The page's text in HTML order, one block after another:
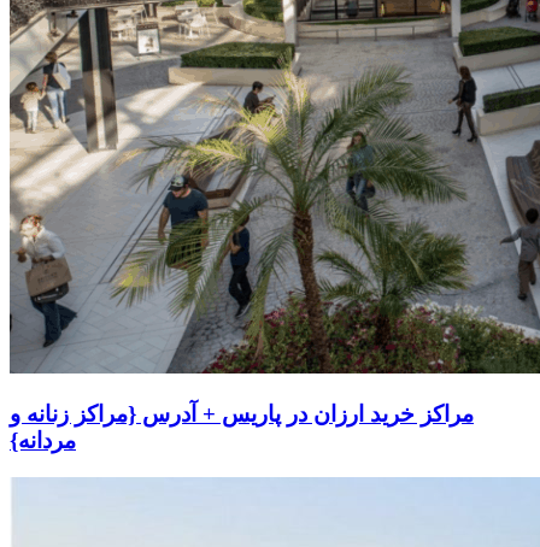
مراکز خرید ارزان در پاریس + آدرس {مراکز زنانه و
مردانه}